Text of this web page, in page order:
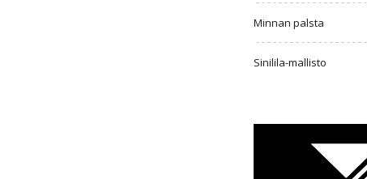
Minnan palsta
Sinilila-mallisto